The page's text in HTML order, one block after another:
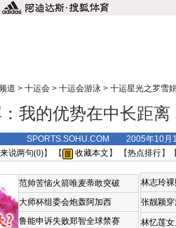
道 > 十运会 > 十运会游泳 > 十运星光之罗雪
我的优势在中长距
SPORTS.SOHU.COM 2005年10月
说两句(0)】 【 收藏本文 】 【热点排行】
范帅苦恼火箭唯麦蒂敢突破
大师杯组委会炮轰阿加西
鲁能申诉失败郑智全球禁赛
林志玲
张靓颖
林忆莲